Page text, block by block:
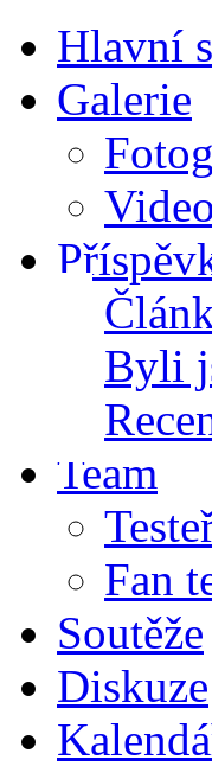
Hlavní
Galerie
Byli
Team
Fan
Soutěže
Diskuze